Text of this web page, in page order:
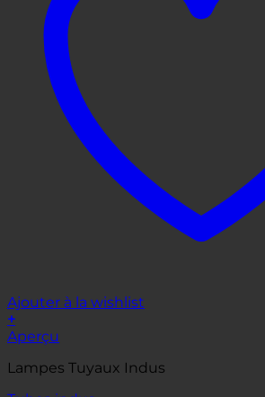
Ajouter à la wishlist
+
Aperçu
Lampes Tuyaux Indus